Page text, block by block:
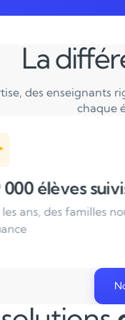
La
des enseignants
chaque
+ de 25
Leader du